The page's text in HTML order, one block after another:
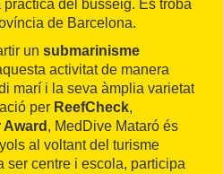
del busseig. Es troba
de Barcelona.
un submarinisme
activitat de manera
marí i la seva àmplia varietat
per ReefCheck,
Award , MedDive Mataró és
al voltant del turisme
ser centre i escola, participa